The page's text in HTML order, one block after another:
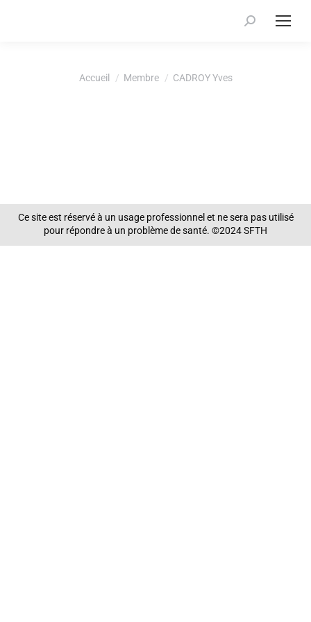
Recherche
Accueil Membre CADROY Yves
Ce site est réservé à un usage professionnel et ne sera pas utilisé
pour répondre à un problème de santé. ©2024 SFTH